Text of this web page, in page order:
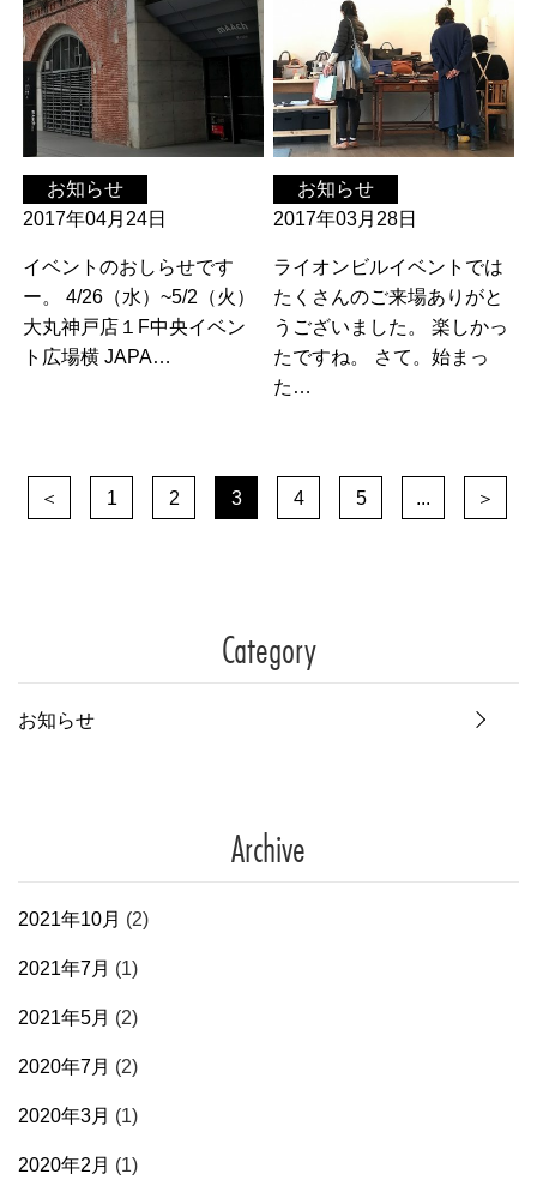
お知らせ
2017年04月24日
イベントのおしらせです
ー。 4/26（水）~5/2（火）
大丸神戸店１F中央イベン
ト広場横 JAPA…
お知らせ
2017年03月28日
ライオンビルイベントでは
たくさんのご来場ありがと
うございました。 楽しかっ
たですね。 さて。始まっ
た…
＜ 1 2 3 4 5 ... ＞
Category
お知らせ
Archive
2021年10月 (2)
2021年7月 (1)
2021年5月 (2)
2020年7月 (2)
2020年3月 (1)
2020年2月 (1)